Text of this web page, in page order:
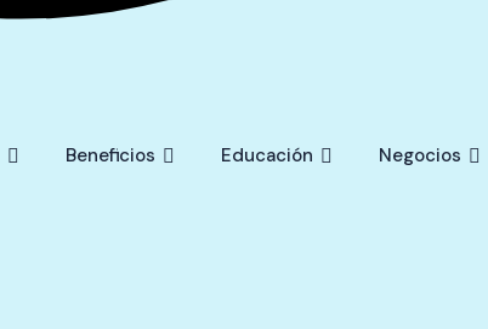
Beneficios Educación Negocios